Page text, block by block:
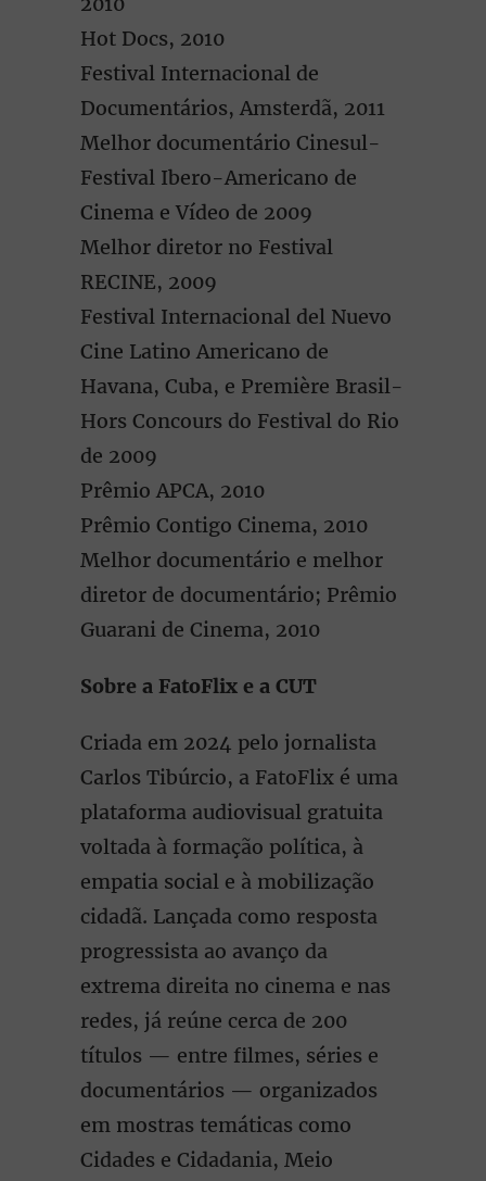
Hot Docs, 2010
Festival Internacional de
Documentários, Amsterdã, 2011
Melhor documentário Cinesul-
Festival Ibero-Americano de
Cinema e Vídeo de 2009
Melhor diretor no Festival
RECINE, 2009
Festival Internacional del Nuevo
Cine Latino Americano de
Havana, Cuba, e Première Brasil-
Hors Concours do Festival do Rio
de 2009
Prêmio APCA, 2010
Prêmio Contigo Cinema, 2010
Melhor documentário e melhor
diretor de documentário; Prêmio
Guarani de Cinema, 2010
Sobre a FatoFlix e a CUT
Criada em 2024 pelo jornalista
Carlos Tibúrcio, a FatoFlix é uma
plataforma audiovisual gratuita
voltada à formação política, à
empatia social e à mobilização
cidadã. Lançada como resposta
progressista ao avanço da
extrema direita no cinema e nas
redes, já reúne cerca de 200
títulos — entre filmes, séries e
documentários — organizados
em mostras temáticas como
Cidades e Cidadania, Meio